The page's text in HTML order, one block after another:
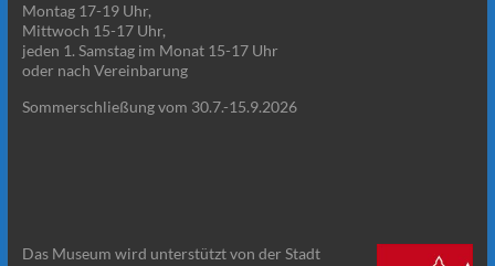
Montag 17-19 Uhr,
Mittwoch 15-17 Uhr,
jeden 1. Samstag im Monat 15-17 Uhr
oder nach Vereinbarung
Sommerschließung vom 30.7.-15.9.2026
Das Museum wird unterstützt von der Stadt